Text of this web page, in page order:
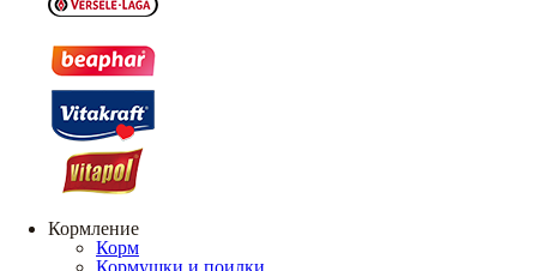
Кормление
Корм
Кормушки и поилки